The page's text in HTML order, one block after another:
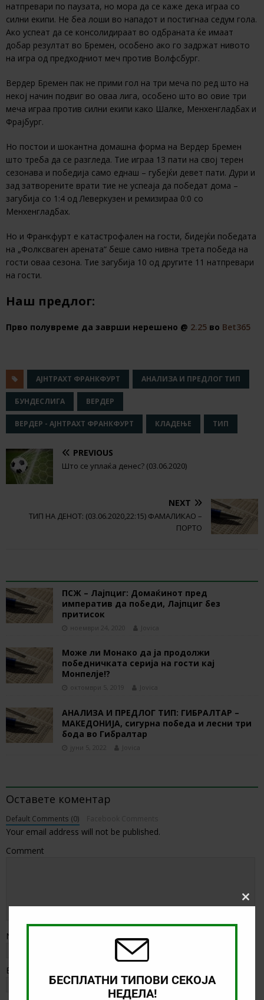
натпревари по паузата, но мора да се каже дека играа со
силни екипи. Не беа лоши во нападот и постигнаа седум гола.
Ако успеат да се консолидираат во одбраната ќе имаат
добар резултат во Бремен, особено ако го задржат нивото
на игра од предходниот меч против Волфсбург.
Вердер Бремен пак не прими гол на три меча по ред што на
некој начин подвиг во оваа лига, особено што во овие три
меча играа против силни екипи како Шалке, Менхенгладбах и
Фрајбург.
Но постои и шокантна домашна форма на Вердер Бремен
што треба да се разгледа. Тие играа 13 пати на свој терен
сезонава и победија само еднаш – губејќи девет пати. Дури и
зад затворените врати тие не успеаја да победат дома –
загубија со 1:4 од Леверкузен и ремизираа 0:0 со
Менхенгладбах.
Но и Франкфурт е катастрофален на гости, бидејќи победата
на „Фолксваген арената“ беше само нивна трета победа на
гости оваа сезона. Тие загубија 10 од другите 11 натпревари
на гости.
Наш предлог:
Прво полувреме да заврши нерешено @ 2.25 во Bet365
АЈНТРАХТ ФРАНКФУРТ АНАЛИЗА И ПРЕДЛОГ ТИП
БУНДЕСЛИГА ВЕРДЕР
ВЕРДЕР - АЈНТРАХТ ФРАНКФУРТ КЛАДЕЊЕ ТИП
PREVIOUS
Што се уплаќа денес? (03.06.2020)
NEXT
ТИП НА ДЕНОТ: (03.06.2020,22:15) ФАМАЛИКАО –
ПОРТО
ПСЖ – Лајпциг: Домаќинот пред
императив да победи, Лајпциг без
притисок
ноември 24, 2020 Jovica
Може ли Монако да ја продолжи
победничката серија на гости кај
Монпелје!?
октомври 5, 2019 Jovica
АНАЛИЗА И ПРЕДЛОГ ТИП: ГИБРАЛТАР –
МАКЕДОНИЈА, сигурна победа и лесни три
бода во Гибралтар
јуни 5, 2022 Jovica
Оставете коментар
Default Comments (0)
Your email address will not be published.
Comment
Name
Email
БЕСПЛАТНИ ТИПОВИ СЕКОЈА
НЕДЕЛА!